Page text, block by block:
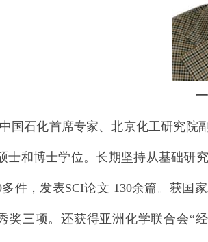
化首席专家、北京化工研究院副
士和博士学位。长期坚持从基础研
多件，发表SCI论文 130余篇。获国
奖三项。还获得亚洲化学联合会“